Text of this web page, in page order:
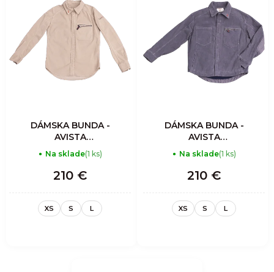
DÁMSKA BUNDA -
AVISTA
MOUNTAIN
CLIMBERS
INSULATED
OVERSHIRT
CORDUROY
ALMOND
Na sklade(1 ks)
210 €
XS S L
DÁMSKA BUNDA -
AVISTA
MOUNTAIN
CLIMBERS
INSULATED
OVERSHIRT
CORDUROY IRON
Na sklade(1 ks)
210 €
XS S L